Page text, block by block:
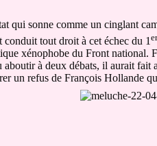
qui sonne comme un cinglant
conduit tout droit à cet échec du 1 er
xénophobe du Front national.
à deux débats, il aurait fait
un refus de François Hollande